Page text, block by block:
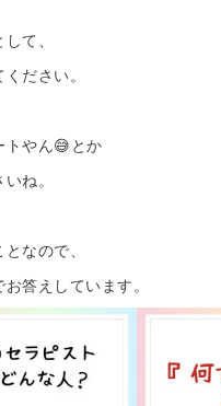
て、
ださい。
トやん😅とか
ね。
なので、
答えしています。